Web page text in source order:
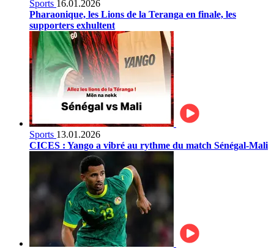
Sports 16.01.2026
Pharaonique, les Lions de la Teranga en finale, les
supporters exhultent
Sports 13.01.2026
CICES : Yango a vibré au rythme du match Sénégal-Mali